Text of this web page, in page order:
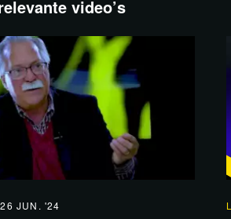
de uitzending via
video’s
26 JUN. '24